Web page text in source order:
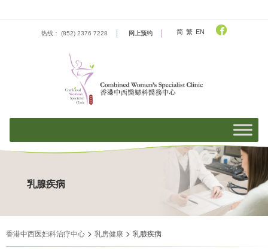
热线： (852) 2376 7228 网上预约 简 繁 EN
乳腺疾病
香港中西医妇科治疗中心 > 乳房健康 > 乳腺疾病